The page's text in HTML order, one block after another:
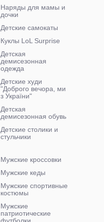
Наряды для мамы и
дочки
Детские самокаты
Куклы LoL Surprise
Детская
демисезонная
одежда
Детские худи
"Доброго вечора, ми
з України"
Детская
демисезонная обувь
Детские столики и
стульчики
Мужские кроссовки
Мужские кеды
Мужские спортивные
костюмы
Мужские
патриотические